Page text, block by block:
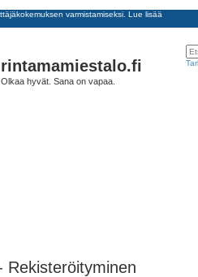
varmistamiseksi. Lue lisää
rintamamiestalo.fi
Olkaa hyvät. Sana on vapaa.
Rekisteröityminen